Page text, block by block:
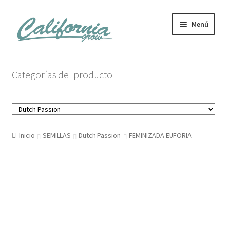
al
contenido
Menú
Carrito
Mi cuenta
Categorías del producto
Inicio SEMILLAS Dutch Passion FEMINIZADA EUFORIA